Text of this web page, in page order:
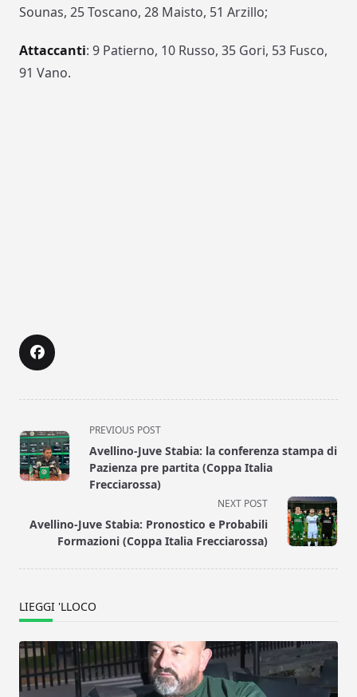
Sounas, 25 Toscano, 28 Maisto, 51 Arzillo;
Attaccanti: 9 Patierno, 10 Russo, 35 Gori, 53 Fusco,
91 Vano.
<span
class="nav-
subtitle
screen-
text">Page</span>
PREVIOUS POST
Avellino-Juve Stabia: la conferenza stampa di
Pazienza pre partita (Coppa Italia
Frecciarossa)
NEXT POST
Avellino-Juve Stabia: Pronostico e Probabili
Formazioni (Coppa Italia Frecciarossa)
LIEGGI 'LLOCO